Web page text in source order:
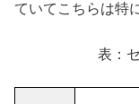
ていてこちらは特
表：